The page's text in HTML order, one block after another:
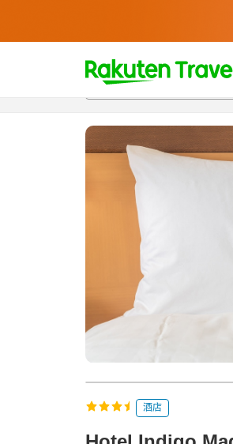
t
p
a
g
概覽房間及住宿方案 評價設施
酒店